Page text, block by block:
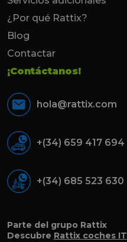
¿Por qué Rattix?
Blog
Contactar
¡Contáctanos!
hola@rattix.com
+(34) 659 417 694
+(34) 685 523 630
Parte del grupo Rattix
Descubre Rattix coches IT